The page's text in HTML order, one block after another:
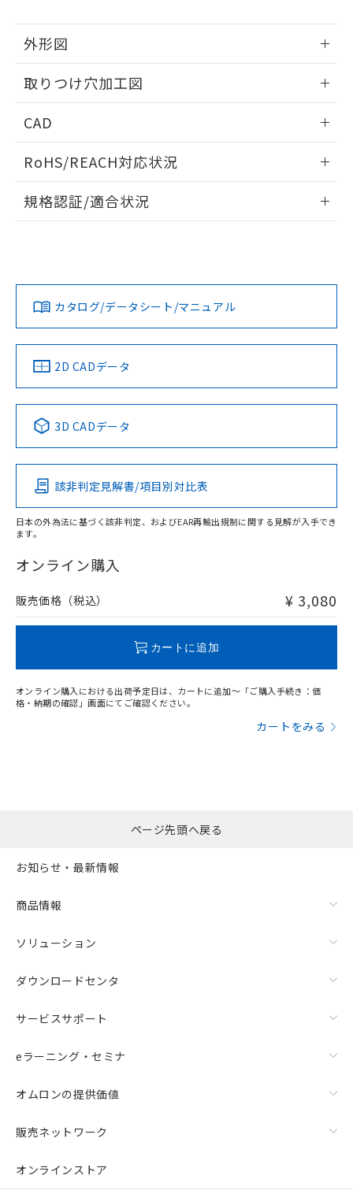
外形図
取りつけ穴加工図
CAD
ドすることができます。
ログイン/会員登録
ダウンロードデータをご利用いただく前に、以下を必ずお読
みください。
ソフトウェアの使用条件
RoHS/REACH対応状況
EU RoHS 注意事項・凡例
対応済み
中国 RoHS 注意事項・凡例
Pb Hg Cd Cr(VI)
O
在庫等で未対応品が混在する可能性があります。
問い合わせください。
規格認証/適合状況
カタログ/データシート/マニュアル
2D CADデータ
3D CADデータ
該非判定見解書/項目別対比表
日本の外為法に基づく該非判定、およびEAR再輸出規制に関する見解が入手でき
ます。
オンライン購入
販売価格（税込） ¥ 3,080
カートに追加
オンライン購入における出荷予定日は、カートに追加～「ご購入手続き：価
格・納期の確認」画面にてご確認ください。
カートをみる
していることから、特段のことがない限
り、2022年1月12日より割愛しておりま
す。
ページ先頭へ戻る
お知らせ・最新情報
商品情報
ソリューション
ダウンロードセンタ
サービスサポート
eラーニング・セミナ
オムロンの提供価値
販売ネットワーク
オンラインストア